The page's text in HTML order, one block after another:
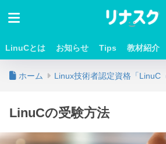
LinuCとは お知らせ Tips 教材紹介
ホーム Linux技術者認定資格「LinuC
LinuCの受験方法